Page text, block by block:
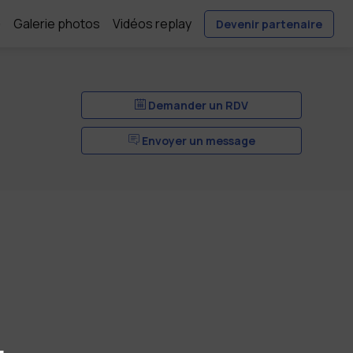
Galerie photos Vidéos replay Devenir partenaire
Demander un RDV
Envoyer un message